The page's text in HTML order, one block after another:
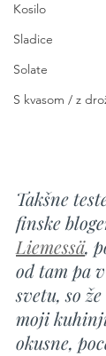
Kosilo
Sladice
Solate
S kvasom / z
Takšne
finske
Liemessä,
od tam pa
svetu, so
moji
okusne,